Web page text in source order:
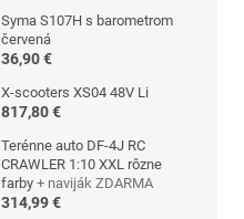
Syma S107H s barometrom
červená
36,90 €
X-scooters XS04 48V Li
817,80 €
Terénne auto DF-4J RC
CRAWLER 1:10 XXL rôzne
farby + naviják ZDARMA
314,99 €